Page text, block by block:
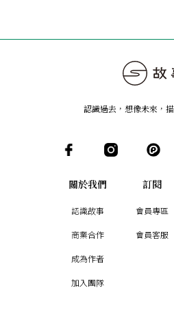
認識過去，想像未來 ，
關於我們
認識故事
商業合作
成為作者
加入團隊
訂閱
會員專區
會員客服